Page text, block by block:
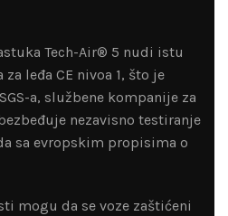
Tech-Air® 5 nudi istu
leđa CE nivoa 1, što je
a, službene kompanije za
nezavisno testiranje
sa evropskim propisima o
mogu da se voze zaštićeni